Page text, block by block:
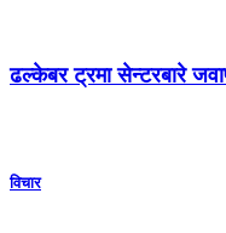
ढल्केबर ट्रमा सेन्टरबारे
विचार